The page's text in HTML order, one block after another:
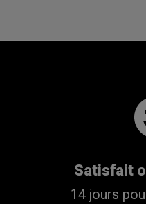
Satisfait
14 jours